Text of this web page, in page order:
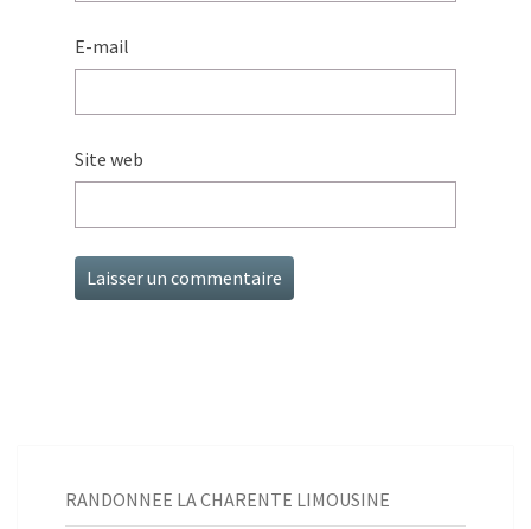
E-mail
Site web
RANDONNEE LA CHARENTE LIMOUSINE